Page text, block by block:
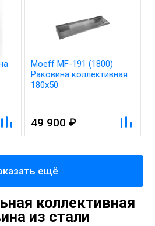
Moeff MF-191 (1800)
Раковина коллективная
180х50
49 900 ₽
ещё
коллективная
из стали